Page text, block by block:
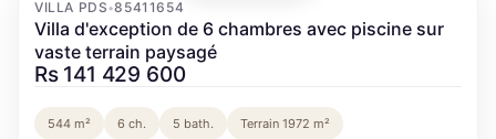
VILLA PDS•85411654
Villa d'exception de 6 chambres avec piscine sur
vaste terrain paysagé
Rs 141 429 600
544 m² 6 ch. 5 bath. Terrain 1972 m²